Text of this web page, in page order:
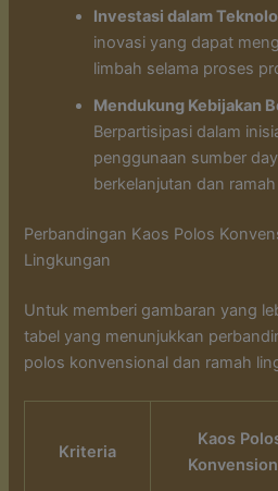
Investasi dalam
inovasi yang dapat
limbah selama proses
Mendukung Kebijakan
Berpartisipasi dalam
penggunaan sumber
berkelanjutan dan
Perbandingan Kaos Polos
Lingkungan
Untuk memberi gambaran yang
tabel yang menunjukkan
polos konvensional dan ramah
Kriteria
Kaos